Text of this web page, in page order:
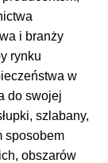
i branży
rynku
w
do swojej
szlabany,
sposobem
obszarów